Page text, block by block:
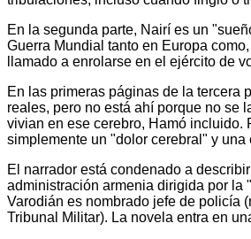
En la segunda parte, Nairí es un
Guerra Mundial tanto en Europa
llamado a enrolarse en el ejército de
En las primeras páginas de la tercera
reales, pero no está ahí porque no se
vivian en ese cerebro, Hamó incluido.
simplemente un "dolor cerebral" y una
El narrador está condenado a
administración armenia dirigida por la
Varodián es nombrado jefe de policía
Tribunal Militar). La novela entra en